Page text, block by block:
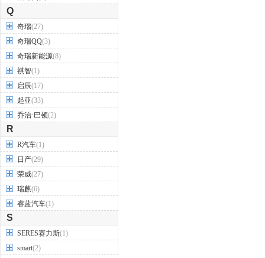
Q
奇瑞(27)
奇瑞QQ(3)
奇瑞新能源(8)
祺智(1)
启辰(17)
起亚(33)
乔治·巴顿(2)
R
R汽车(1)
日产(29)
荣威(27)
瑞麒(6)
睿蓝汽车(1)
S
SERES赛力斯(1)
smart(2)